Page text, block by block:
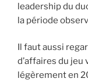
leadership du
la période
Il faut aussi
d’affaires du jeu
légèrement en